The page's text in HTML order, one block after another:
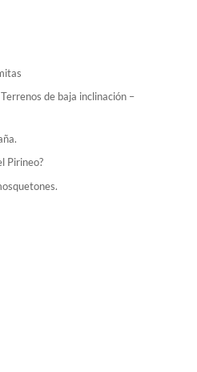
de baja inclinación –
Pirineo?